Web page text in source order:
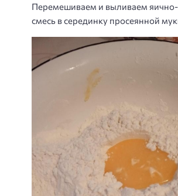
Перемешиваем и выливаем
смесь в серединку просеянной